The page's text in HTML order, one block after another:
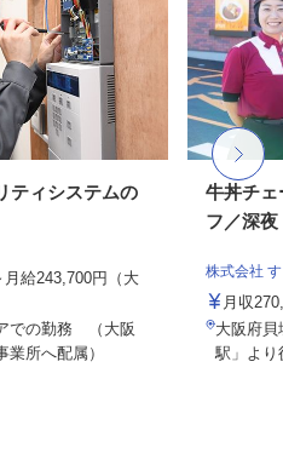
ティシステムの
月給243,700円（大
での勤務 （大阪
業所へ配属）
牛丼チェ
フ／深夜
株式会社
月収
大阪府貝
駅」よ